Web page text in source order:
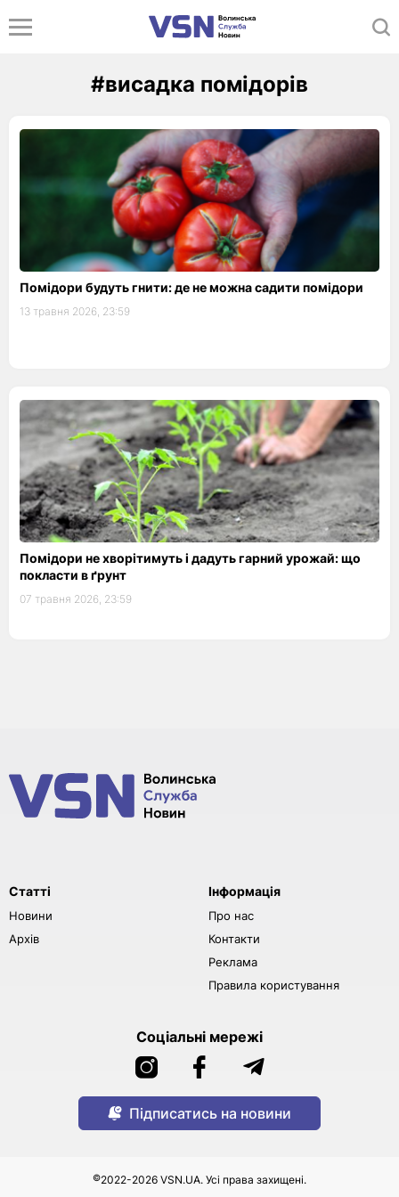
#висадка помідорів
Помідори будуть гнити: де не можна садити помідори
13 травня 2026, 23:59
Помідори не хворітимуть і дадуть гарний урожай: що
покласти в ґрунт
07 травня 2026, 23:59
Статті
Новини
Архів
Інформація
Про нас
Контакти
Реклама
Правила користування
Соціальні мережі
Підписатись на новини
©2022-2026 VSN.UA. Усі права захищені.